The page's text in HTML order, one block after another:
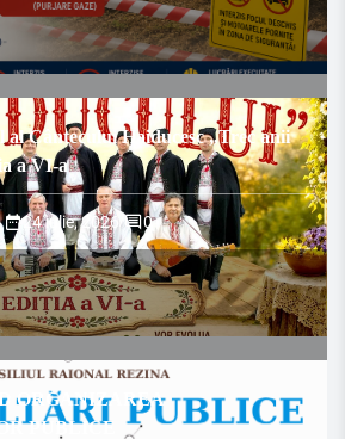
al Cântecului Haiducesc „Trec anii
a VI-a
24 iulie, 2026/ 0
ORGANIZAREA
PUBLICE